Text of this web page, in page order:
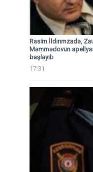
Rasim İldırımzadə,
Məmmədovun
başlayıb
17:31